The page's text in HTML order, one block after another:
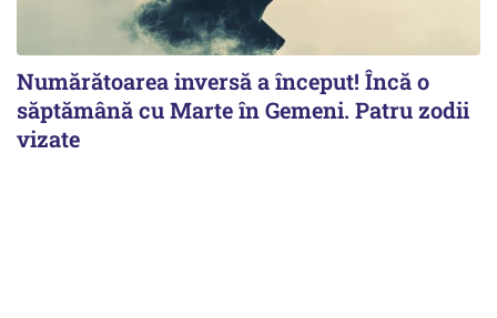
Numărătoarea inversă a început! Încă o
săptămână cu Marte în Gemeni. Patru zodii
vizate